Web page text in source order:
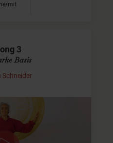
mit
3
Basis
Schneider
starke Basis
der "24 taoistischen